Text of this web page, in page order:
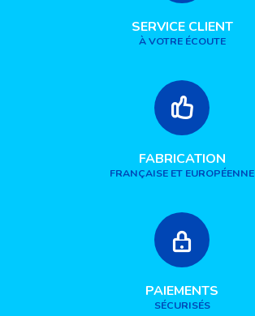
SERVICE CLIENT
À VOTRE ÉCOUTE
FABRICATION
FRANÇAISE ET EUROPÉENNE
PAIEMENTS
SÉCURISÉS